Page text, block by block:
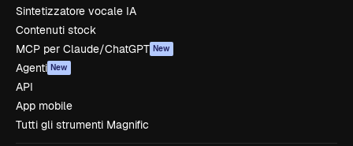
Sintetizzatore vocale IA
Contenuti stock
MCP per Claude/ChatGPT New
Agenti New
API
App mobile
Tutti gli strumenti Magnific